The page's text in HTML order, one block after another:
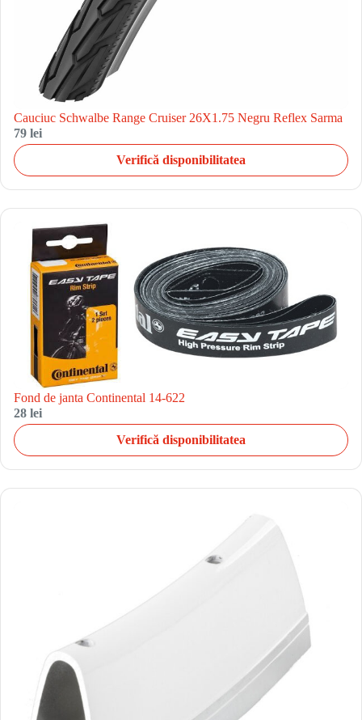
Cauciuc Schwalbe Range Cruiser 26X1.75 Negru Reflex Sarma
79 lei
Verifică disponibilitatea
Fond de janta Continental 14-622
28 lei
Verifică disponibilitatea